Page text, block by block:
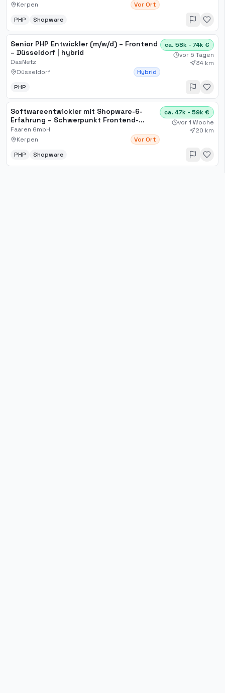
Kerpen
Vor Ort
PHP Shopware
Senior PHP Entwickler (m/w/d) – Frontend
– Düsseldorf | hybrid
DasNetz
Düsseldorf
Hybrid
ca. 58k - 74k €
vor 5 Tagen
34 km
PHP
Softwareentwickler mit Shopware-6-
Erfahrung – Schwerpunkt Frontend-
Entwicklung
Faaren GmbH
Kerpen
Vor Ort
ca. 47k - 59k €
vor 1 Woche
20 km
PHP Shopware